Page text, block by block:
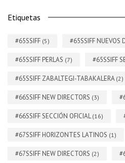
Etiquetas
#65SSIFF (5) #65SSIFF NUEVOS
#65SSIFF PERLAS (7) #65SSIFF
#65SSIFF ZABALTEGI-TABAKALERA (2)
#66SSIFF NEW DIRECTORS (3)
#66SSIFF SECCIÓN OFICIAL(16)
#67SSIFF HORIZONTES LATINOS (1)
#67SSIFF NEW DIRECTORS (2)